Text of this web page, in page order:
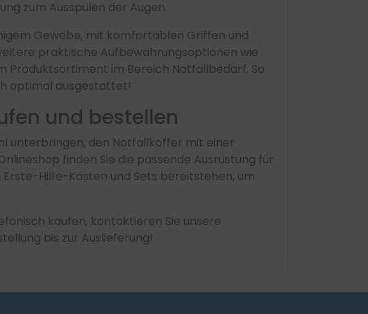
zum Ausspülen der Augen.
Gewebe, mit komfortablen Griffen und
praktische Aufbewahrungsoptionen wie
Produktsortiment im Bereich Notfallbedarf. So
optimal ausgestattet!
und bestellen
unterbringen, den Notfallkoffer mit einer
finden Sie die passende Ausrüstung für
Hilfe-Kästen und Sets bereitstehen, um
kaufen, kontaktieren Sie unsere
bis zur Auslieferung!